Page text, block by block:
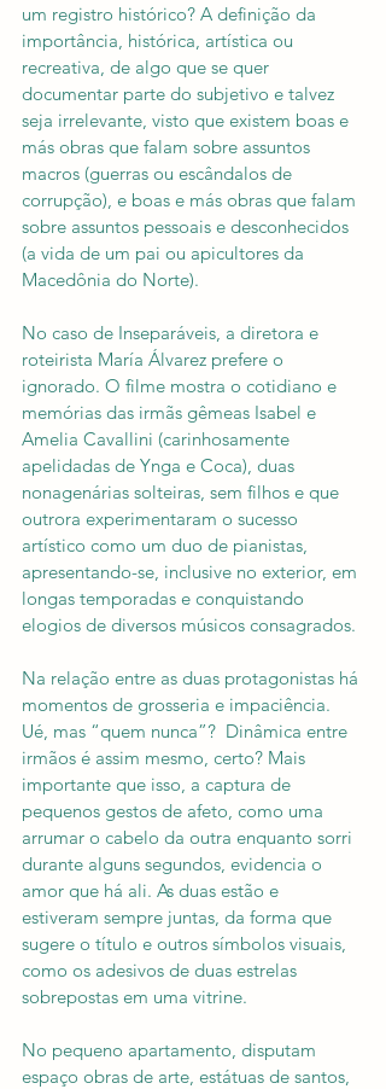
um registro histórico? A definição da
importância, histórica, artística ou
recreativa, de algo que se quer
documentar parte do subjetivo e talvez
seja irrelevante, visto que existem boas e
más obras que falam sobre assuntos
macros (guerras ou escândalos de
corrupção), e boas e más obras que falam
sobre assuntos pessoais e desconhecidos
(a vida de um pai ou apicultores da
Macedônia do Norte).
No caso de Inseparáveis, a diretora e
roteirista María Álvarez prefere o
ignorado. O filme mostra o cotidiano e
memórias das irmãs gêmeas Isabel e
Amelia Cavallini (carinhosamente
apelidadas de Ynga e Coca), duas
nonagenárias solteiras, sem filhos e que
outrora experimentaram o sucesso
artístico como um duo de pianistas,
apresentando-se, inclusive no exterior, em
longas temporadas e conquistando
elogios de diversos músicos consagrados.
Na relação entre as duas protagonistas há
momentos de grosseria e impaciência.
Ué, mas “quem nunca”?  Dinâmica entre
irmãos é assim mesmo, certo? Mais
importante que isso, a captura de
pequenos gestos de afeto, como uma
arrumar o cabelo da outra enquanto sorri
durante alguns segundos, evidencia o
amor que há ali. As duas estão e
estiveram sempre juntas, da forma que
sugere o título e outros símbolos visuais,
como os adesivos de duas estrelas
sobrepostas em uma vitrine.
No pequeno apartamento, disputam
espaço obras de arte, estátuas de santos,